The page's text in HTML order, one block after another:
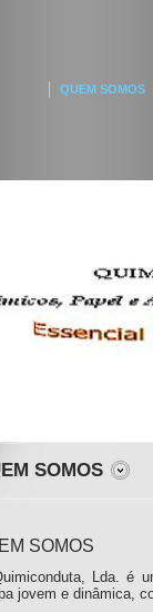
QUEM SOMOS
SOMOS
SOMOS
Lda. é
jovem e dinâmica,